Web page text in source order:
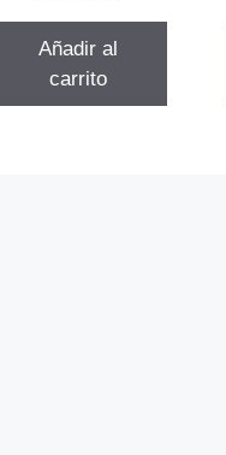
era:
$193.609.
Añadir al
carrito